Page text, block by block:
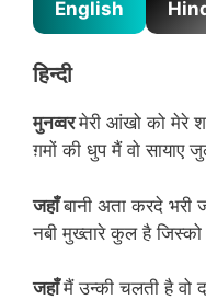
English
हिन्दी
मुनव्वरमेरी आंखो को मेरे
ग़मों की धुप मैं वो सायाए
जहाँबानी अता करदे भरी
नबी मुख्तारे कुल है
जहाँमैं उन्की चलती है वो